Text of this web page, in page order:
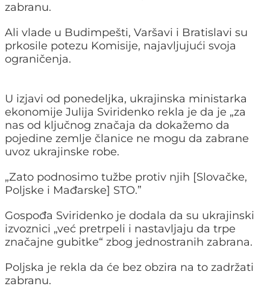
zabranu.
Ali vlade u Budimpešti, Varšavi i Bratislavi su
prkosile potezu Komisije, najavljujući svoja
ograničenja.
U izjavi od ponedeljka, ukrajinska ministarka
ekonomije Julija Sviridenko rekla je da je „za
nas od ključnog značaja da dokažemo da
pojedine zemlje članice ne mogu da zabrane
uvoz ukrajinske robe.
„Zato podnosimo tužbe protiv njih [Slovačke,
Poljske i Mađarske] STO.”
Gospođa Sviridenko je dodala da su ukrajinski
izvoznici „već pretrpeli i nastavljaju da trpe
značajne gubitke“ zbog jednostranih zabrana.
Poljska je rekla da će bez obzira na to zadržati
zabranu.